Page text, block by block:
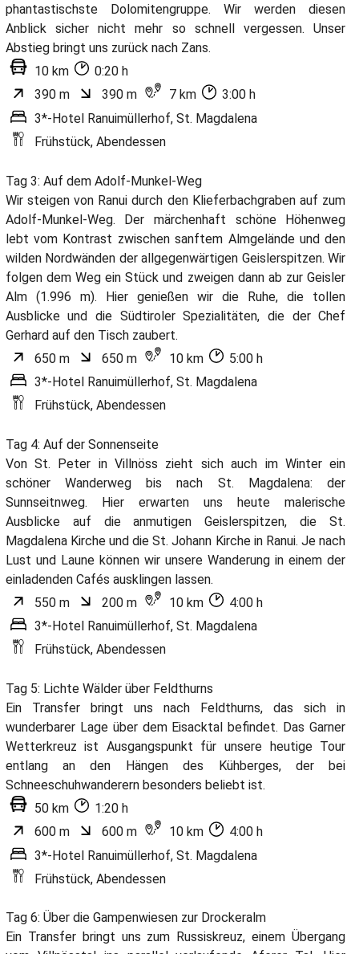
phantastischste Dolomitengruppe. Wir werden diesen
Anblick sicher nicht mehr so schnell vergessen. Unser
Abstieg bringt uns zurück nach Zans.
10 km
0:20 h
390 m
390 m 7 km
3:00 h
3*-Hotel Ranuimüllerhof, St. Magdalena
Frühstück, Abendessen
Tag 3: Auf dem Adolf-Munkel-Weg
Wir steigen von Ranui durch den Klieferbachgraben auf zum
Adolf-Munkel-Weg. Der märchenhaft schöne Höhenweg
lebt vom Kontrast zwischen sanftem Almgelände und den
wilden Nordwänden der allgegenwärtigen Geislerspitzen. Wir
folgen dem Weg ein Stück und zweigen dann ab zur Geisler
Alm (1.996 m). Hier genießen wir die Ruhe, die tollen
Ausblicke und die Südtiroler Spezialitäten, die der Chef
Gerhard auf den Tisch zaubert.
650 m
650 m 10 km
5:00 h
3*-Hotel Ranuimüllerhof, St. Magdalena
Frühstück, Abendessen
Tag 4: Auf der Sonnenseite
Von St. Peter in Villnöss zieht sich auch im Winter ein
schöner Wanderweg bis nach St. Magdalena: der
Sunnseitnweg. Hier erwarten uns heute malerische
Ausblicke auf die anmutigen Geislerspitzen, die St.
Magdalena Kirche und die St. Johann Kirche in Ranui. Je nach
Lust und Laune können wir unsere Wanderung in einem der
einladenden Cafés ausklingen lassen.
550 m
200 m 10 km
4:00 h
3*-Hotel Ranuimüllerhof, St. Magdalena
Frühstück, Abendessen
Tag 5: Lichte Wälder über Feldthurns
Ein Transfer bringt uns nach Feldthurns, das sich in
wunderbarer Lage über dem Eisacktal befindet. Das Garner
Wetterkreuz ist Ausgangspunkt für unsere heutige Tour
entlang an den Hängen des Kühberges, der bei
Schneeschuhwanderern besonders beliebt ist.
50 km
1:20 h
600 m
600 m 10 km
4:00 h
3*-Hotel Ranuimüllerhof, St. Magdalena
Frühstück, Abendessen
Tag 6: Über die Gampenwiesen zur Drockeralm
Ein Transfer bringt uns zum Russiskreuz, einem Übergang